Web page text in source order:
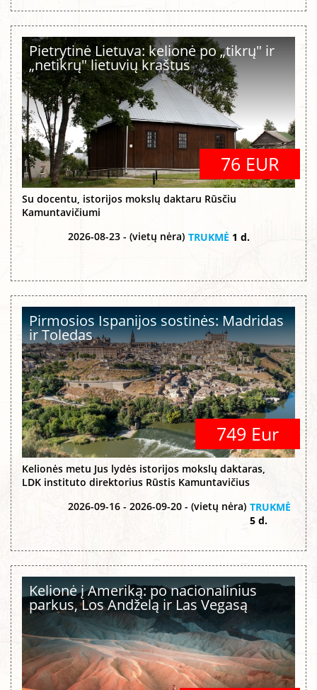
Pietrytinė Lietuva: kelionė po „tikrų" ir
„netikrų" lietuvių kraštus
76 EUR
Su docentu, istorijos mokslų daktaru Rūsčiu
Kamuntavičiumi
2026-08-23 - (vietų nėra) TRUKMĖ 1 d.
Pirmosios Ispanijos sostinės: Madridas
ir Toledas
749 Eur
Kelionės metu Jus lydės istorijos mokslų daktaras,
LDK instituto direktorius Rūstis Kamuntavičius
2026-09-16 - 2026-09-20 - (vietų nėra) TRUKMĖ
5 d.
Kelionė į Ameriką: po nacionalinius
parkus, Los Andželą ir Las Vegasą